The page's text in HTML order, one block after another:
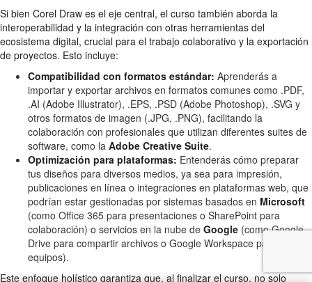
Si bien Corel Draw es el eje central, el curso también aborda la
interoperabilidad y la integración con otras herramientas del
ecosistema digital, crucial para el trabajo colaborativo y la exportación
de proyectos. Esto incluye:
Compatibilidad con formatos estándar: Aprenderás a
importar y exportar archivos en formatos comunes como .PDF,
.AI (Adobe Illustrator), .EPS, .PSD (Adobe Photoshop), .SVG y
otros formatos de imagen (.JPG, .PNG), facilitando la
colaboración con profesionales que utilizan diferentes suites de
software, como la Adobe Creative Suite.
Optimización para plataformas: Entenderás cómo preparar
tus diseños para diversos medios, ya sea para impresión,
publicaciones en línea o integraciones en plataformas web, que
podrían estar gestionadas por sistemas basados en Microsoft
(como Office 365 para presentaciones o SharePoint para
colaboración) o servicios en la nube de Google (como Google
Drive para compartir archivos o Google Workspace para
equipos).
Este enfoque holístico garantiza que, al finalizar el curso, no solo